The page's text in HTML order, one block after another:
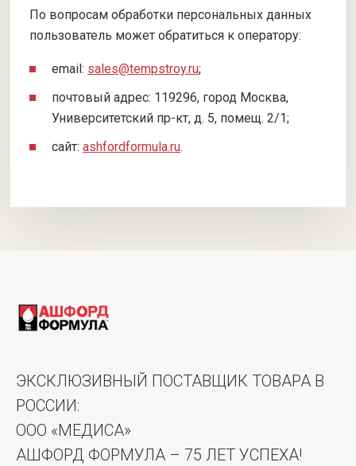
По вопросам обработки персональных данных
пользователь может обратиться к оператору:
email: sales@tempstroy.ru;
почтовый адрес: 119296, город Москва,
Университетский пр-кт, д. 5, помещ. 2/1;
сайт: ashfordformula.ru.
ЭКСКЛЮЗИВНЫЙ ПОСТАВЩИК ТОВАРА В
РОССИИ:
ООО «МЕДИСА»
АШФОРД ФОРМУЛА – 75 ЛЕТ УСПЕХА!